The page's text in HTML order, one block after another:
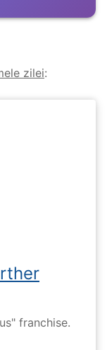
zilei:
franchise.